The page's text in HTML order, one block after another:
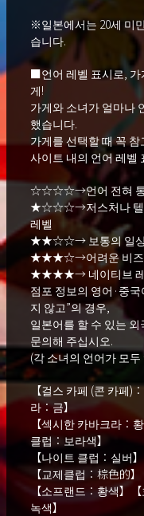
※일본에서는 20세 미
습니다.
■언어 레벨 표시로, 가
게!
가게와 소녀가 얼마나
했습니다.
가게를 선택할 때 꼭
사이트 내의 언어 레벨
☆☆☆☆→언어 전혀 통
★☆☆☆→저스처나 텔
레벨
★★☆☆→ 보통의 일상
★★★☆→어려운 비즈
★★★★→ 네이티브
점포 정보의 영어·중
지 않고”의 경우,
일본어를 할 수 있는
문의해 주십시오.
(각 소녀의 언어가 모
【걸스 카페 (콘 카페
라：금】
【섹시한 카바크라：
클럽：보라색】
【나이트 클럽：실버
【교제클럽：棕色的】
【소프랜드：황색】
녹색】